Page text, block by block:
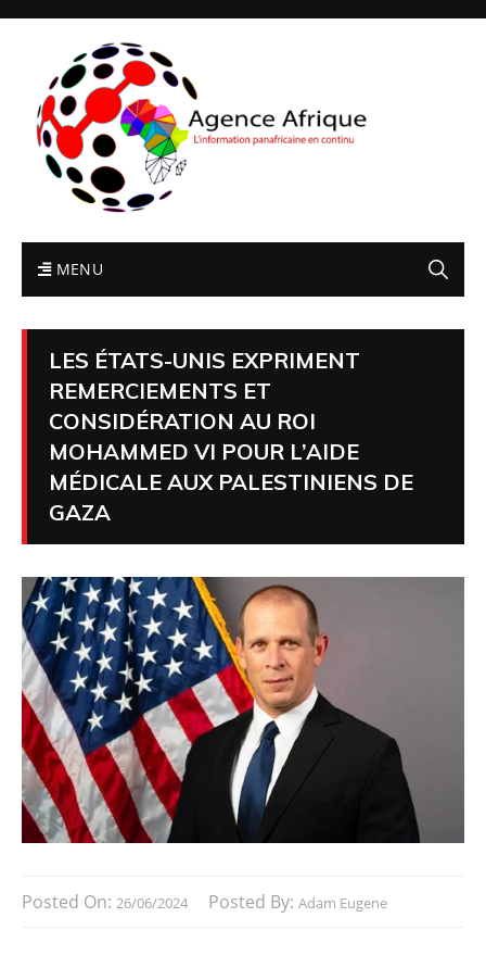
MENU
LES ÉTATS-UNIS EXPRIMENT
REMERCIEMENTS ET
CONSIDÉRATION AU ROI
MOHAMMED VI POUR L’AIDE
MÉDICALE AUX PALESTINIENS DE
GAZA
Posted On: 26/06/2024 Posted By: Adam Eugene